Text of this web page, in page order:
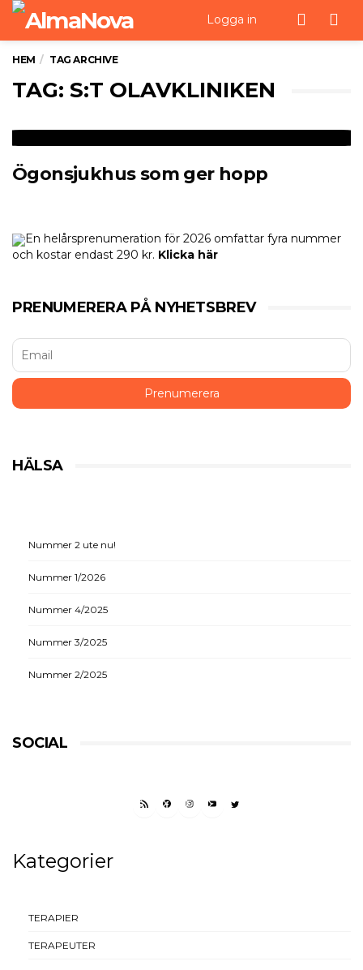
Logga in
HEM TAG ARCHIVE
TAG: S:T OLAVKLINIKEN
Ögonsjukhus som ger hopp
En helårsprenumeration för 2026 omfattar fyra nummer
och kostar endast 290 kr. Klicka här
PRENUMERERA PÅ NYHETSBREV
HÄLSA
Nummer 2 ute nu!
Nummer 1/2026
Nummer 4/2025
Nummer 3/2025
Nummer 2/2025
SOCIAL
RSS FEEDFACEBOOK
INSTAGRAM
YOUTUBETWITTER
Kategorier
TERAPIER
TERAPEUTER